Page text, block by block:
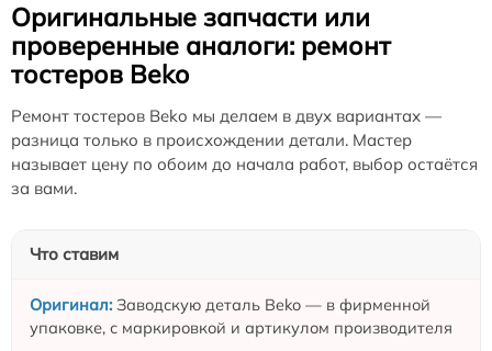
Оригинальные запчасти или
проверенные аналоги: ремонт
тостеров Beko
Ремонт тостеров Beko мы делаем в двух вариантах —
разница только в происхождении детали. Мастер
называет цену по обоим до начала работ, выбор остаётся
за вами.
Что ставим
Заводскую деталь Beko — в фирменной
упаковке, с маркировкой и артикулом производителя